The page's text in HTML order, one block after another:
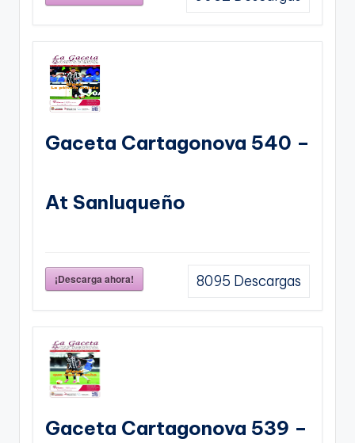
Gaceta Cartagonova 540 –
At Sanluqueño
¡Descarga ahora! 8095 Descargas
Gaceta Cartagonova 539 –